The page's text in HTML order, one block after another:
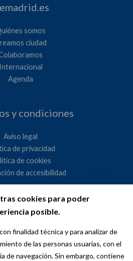
cookies para poder
posible.
finalidad técnica y para analizar de
de las personas usuarias, con el
de navegación. Sin embargo, contiene
somos
ciudad
Internacional
Agenda
y condiciones
Aviso legal
de privacidad
de cookies
de accesibilidad
de Madrid
del Ayuntamiento de Madrid
institucionales y la actividad
del Alcalde.